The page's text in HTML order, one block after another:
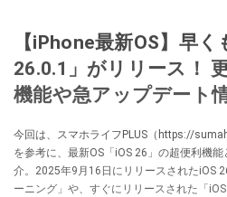
【iPhone最新OS】早
26.0.1」がリリース！
機能や急アップデート
今回は、スマホライフPLUS（https://
を参考に、最新OS「iOS 26」の超便利機
介。2025年9月16日にリリースされたiOS
ーニング」や、すぐにリリースされた「